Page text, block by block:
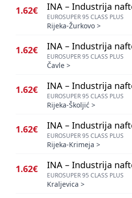
1.62€ INA – Industrija
EUROSUPER 95 CLASS PLUS
Rijeka-Žurkovo >
1.62€ INA – Industrija
EUROSUPER 95 CLASS PLUS
Čavle >
1.62€ INA – Industrija
EUROSUPER 95 CLASS PLUS
Rijeka-Školjić >
1.62€ INA – Industrija
EUROSUPER 95 CLASS PLUS
Rijeka-Krimeja >
1.62€ INA – Industrija
EUROSUPER 95 CLASS PLUS
Kraljevica >